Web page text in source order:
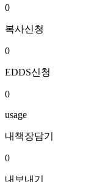
0
복사신청
0
EDDS신청
0
usage
내책장담기
0
내보내기